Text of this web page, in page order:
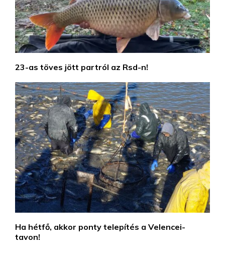
23-as töves jött partról az Rsd-n!
Ha hétfő, akkor ponty telepítés a Velencei-
tavon!